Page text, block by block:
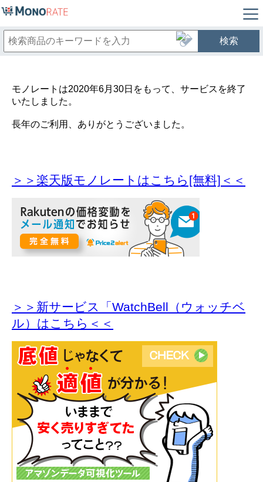
検索
モノレートは2020年6月30日をもって、サービスを終了
いたしました。
長年のご利用、ありがとうございました。
＞＞楽天版モノレートはこちら[無料]＜＜
＞＞新サービス「WatchBell（ウォッチベ
ル）はこちら＜＜